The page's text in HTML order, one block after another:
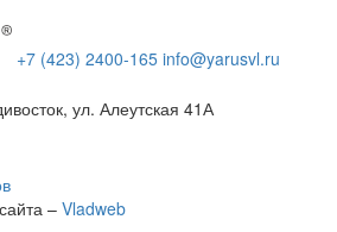
+7 (423) 2400-165 info@yarusvl.ru
ул. Алеутская 41А
– Vladweb